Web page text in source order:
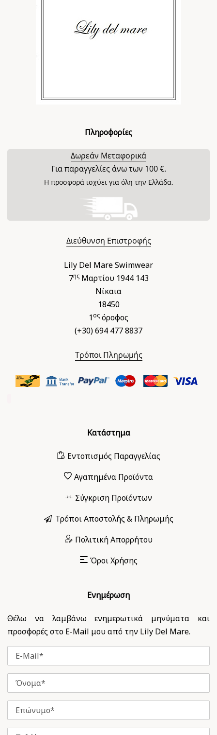
Πληροφορίες
Δωρεάν Μεταφορικά
Για παραγγελίες άνω των 100 €.
Η προσφορά ισχύει για όλη την Ελλάδα.
Διεύθυνση Επιστροφής
Lily Del Mare Swimwear
7ηςΜαρτίου 1944 143
Νίκαια
18450
1ος όροφος
(+30) 694 477 8837
Τρόποι Πληρωμής
Κατάστημα
Εντοπισμός Παραγγελίας
Αγαπημένα Προϊόντα
Σύγκριση Προϊόντων
Τρόποι Αποστολής & Πληρωμής
Πολιτική Απορρήτου
Όροι Χρήσης
Ενημέρωση
Θέλω να λαμβάνω ενημερωτικά μηνύματα και
προσφορές στο E-Mail μου από την Lily Del Mare.